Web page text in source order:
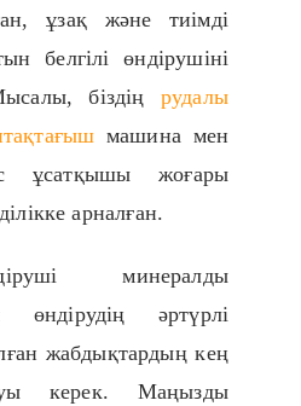
ұзақ және тиімді
белгілі өндірушіні
біздің рудалы
машина мен
ұсатқышы жоғары
арналған.
минералды
өндірудің әртүрлі
жабдықтардың кең
керек. Маңызды